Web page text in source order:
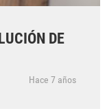
DE
Hace 7 años